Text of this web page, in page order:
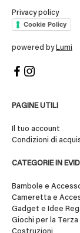
Privacy policy
Cookie Policy
powered by Lumi
PAGINE UTILI
Il tuo account
Condizioni di
CATEGORIE IN
Bambole e
Cameretta e
Gadget e Idee
Giochi per la Terza
Costruzioni